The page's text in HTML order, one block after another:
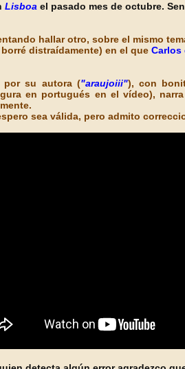
Lisboa el pasado mes de octubre.
hallar otro, sobre el mismo
distraídamente) en el queCarlos
por su autora ("araujoiii"), con
en portugués en el vídeo),
sea válida, pero admito